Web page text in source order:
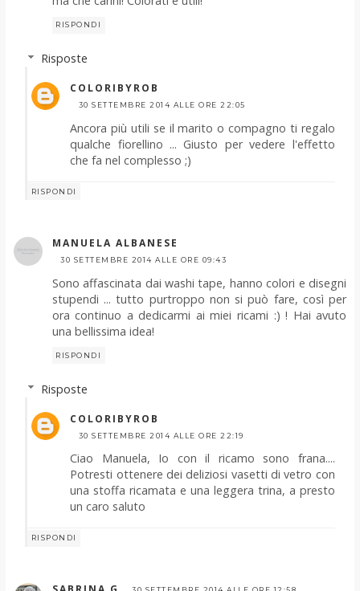
RISPONDI
Risposte
COLORIBYROB
30 SETTEMBRE 2014 ALLE ORE 22:05
Ancora più utili se il marito o compagno ti regalo
qualche fiorellino ... Giusto per vedere l'effetto
che fa nel complesso ;)
RISPONDI
MANUELA ALBANESE
30 SETTEMBRE 2014 ALLE ORE 09:43
Sono affascinata dai washi tape, hanno colori e disegni
stupendi ... tutto purtroppo non si può fare, così per
ora continuo a dedicarmi ai miei ricami :) ! Hai avuto
una bellissima idea!
RISPONDI
Risposte
COLORIBYROB
30 SETTEMBRE 2014 ALLE ORE 22:19
Ciao Manuela, Io con il ricamo sono frana....
Potresti ottenere dei deliziosi vasetti di vetro con
una stoffa ricamata e una leggera trina, a presto
un caro saluto
RISPONDI